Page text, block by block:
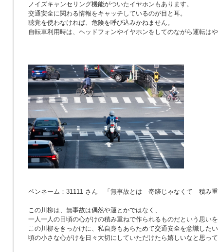
ノイズキャンセリング機能がついたイヤホンもあります。
交通安全に関わる情報をキャッチしているのが目と耳。
聴覚を使わなければ、危険を呼び込みかねません。
自転車利用時は、ヘッドフォンやイヤホンをしてのながら運転は
ペンネーム：31111 さん 「無事故とは 奇跡じゃなくて 積み
この川柳は、無事故は偶然や運とかではなく、
一人一人の日頃の心がけの積み重ねで作られるものだという思い
この川柳をきっかけに、私自身もあらためて交通安全を意識した
頃の小さな心がけを日々大切にしていただけたら嬉しいなと思っ